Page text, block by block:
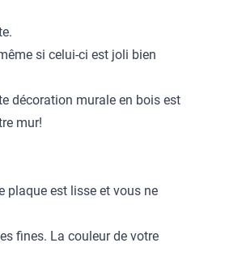
si celui-ci est joli bien
décoration murale en bois est
mur!
plaque est lisse et vous ne
fines. La couleur de votre